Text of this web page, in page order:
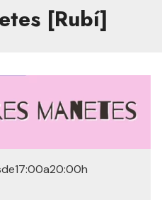
[Rubí]
de17:00a20:00h